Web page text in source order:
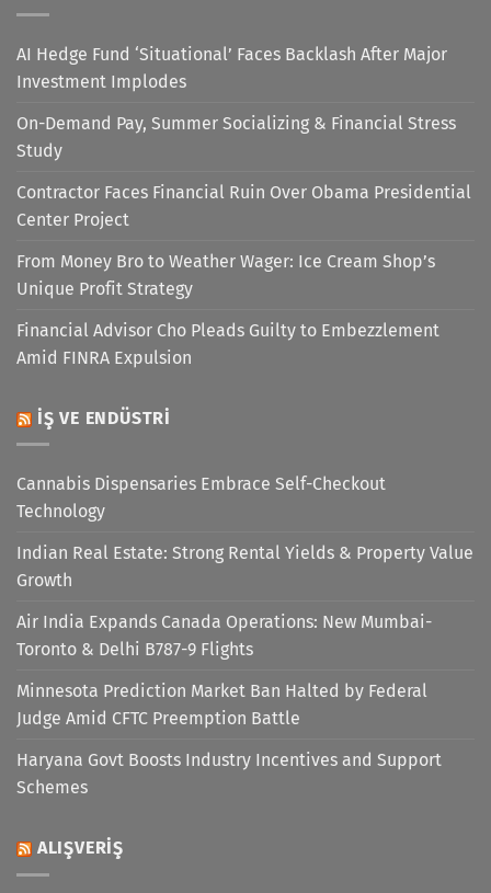
AI Hedge Fund ‘Situational’ Faces Backlash After Major
Investment Implodes
On-Demand Pay, Summer Socializing & Financial Stress
Study
Contractor Faces Financial Ruin Over Obama Presidential
Center Project
From Money Bro to Weather Wager: Ice Cream Shop’s
Unique Profit Strategy
Financial Advisor Cho Pleads Guilty to Embezzlement
Amid FINRA Expulsion
İŞ VE ENDÜSTRI
Cannabis Dispensaries Embrace Self-Checkout
Technology
Indian Real Estate: Strong Rental Yields & Property Value
Growth
Air India Expands Canada Operations: New Mumbai-
Toronto & Delhi B787-9 Flights
Minnesota Prediction Market Ban Halted by Federal
Judge Amid CFTC Preemption Battle
Haryana Govt Boosts Industry Incentives and Support
Schemes
ALIŞVERIŞ